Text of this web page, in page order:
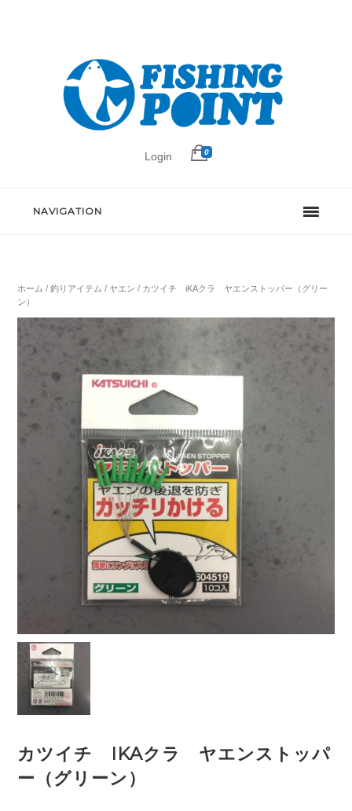
Login 0
NAVIGATION
ホーム /釣りアイテム /ヤエン / カツイチ iKAクラ ヤエンストッパー（グリー
ン）
カツイチ IKAクラ ヤエンストッパ
ー（グリーン）